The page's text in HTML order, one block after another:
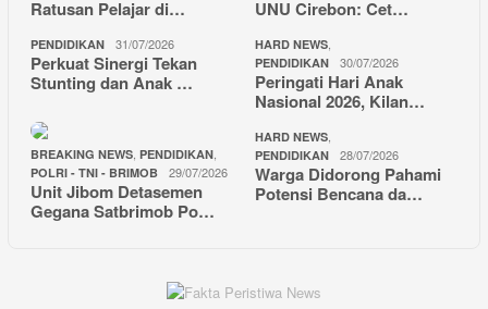
Ratusan Pelajar di…
UNU Cirebon: Cet…
PENDIDIKAN 31/07/2026
Perkuat Sinergi Tekan
Stunting dan Anak …
HARD NEWS
PENDIDIKAN 30/07/2026
Peringati Hari Anak
Nasional 2026, Kilan…
BREAKING NEWS PENDIDIKAN
POLRI - TNI - BRIMOB 29/07/2026
Unit Jibom Detasemen
Gegana Satbrimob Po…
HARD NEWS
PENDIDIKAN 28/07/2026
Warga Didorong Pahami
Potensi Bencana da…